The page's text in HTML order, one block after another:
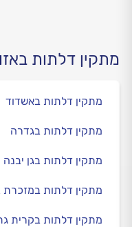
מתקין דלתות
מתקין דלתות באשדוד
מתקין דלתות בגדרה
מתקין דלתות בגן יבנה
מתקין דלתות במזכרת
מתקין דלתות בקרית